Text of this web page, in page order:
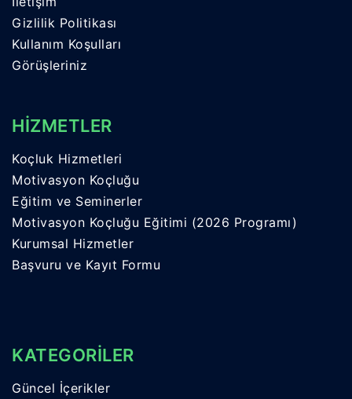
Gizlilik Politikası
Kullanım Koşulları
Görüşleriniz
HİZMETLER
Koçluk Hizmetleri
Motivasyon Koçluğu
Eğitim ve Seminerler
Motivasyon Koçluğu Eğitimi (2026 Programı)
Kurumsal Hizmetler
Başvuru ve Kayıt Formu
KATEGORİLER
Güncel İçerikler